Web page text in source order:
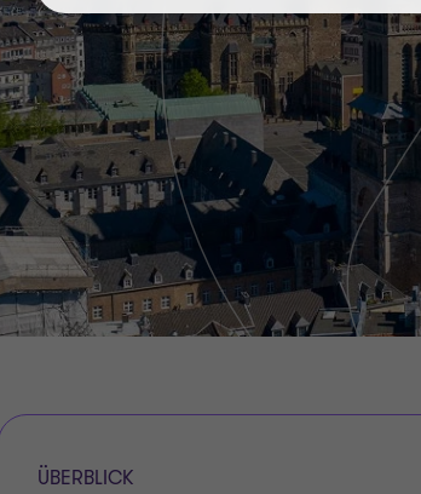
ÜBERBLICK